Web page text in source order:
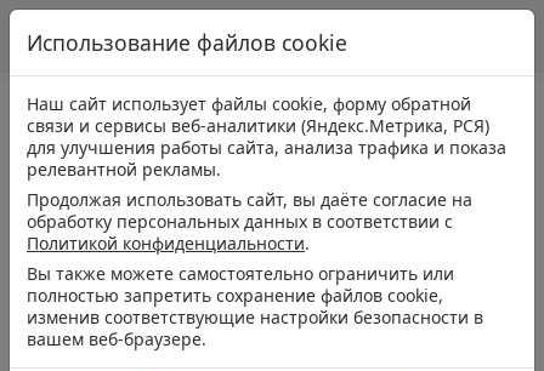
Использование файлов cookie
Наш сайт использует файлы cookie, форму обратной
связи и сервисы веб-аналитики (Яндекс.Метрика, РСЯ)
для улучшения работы сайта, анализа трафика и показа
релевантной рекламы.
Продолжая использовать сайт, вы даёте согласие на
обработку персональных данных в соответствии с
Политикой конфиденциальности.
Вы также можете самостоятельно ограничить или
полностью запретить сохранение файлов cookie,
изменив соответствующие настройки безопасности в
вашем веб-браузере.